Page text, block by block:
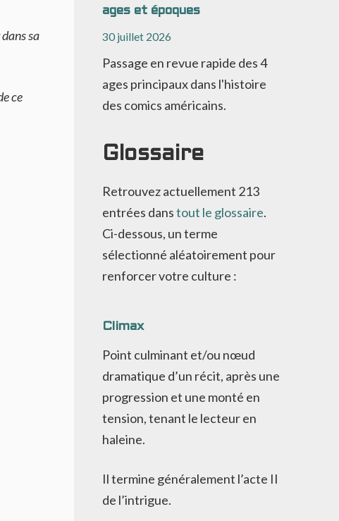
sa
ce
ages et époques
30 juillet 2026
Passage en revue rapide des 4
ages principaux dans l'histoire
des comics américains.
Glossaire
Retrouvez actuellement 213
entrées danstout le glossaire.
Ci-dessous, un terme
sélectionné aléatoirement pour
renforcer votre culture :
Climax
Point culminant et/ou nœud
dramatique d’un récit, après une
progression et une monté en
tension, tenant le lecteur en
haleine.
Il termine généralement l’acte II
de l’intrigue.